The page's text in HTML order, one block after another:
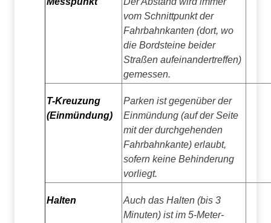
vom Schnittpunkt der
Fahrbahnkanten (dort, wo
die Bordsteine beider
Straßen aufeinandertreffen)
gemessen.
T-Kreuzung
(Einmündung)
Parken ist gegenüber der
Einmündung (auf der Seite
mit der durchgehenden
Fahrbahnkante) erlaubt,
sofern keine Behinderung
vorliegt.
Halten
Auch das Halten (bis 3
Minuten) ist im 5-Meter-